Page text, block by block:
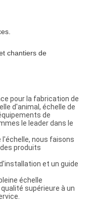
chantiers de
pour la fabrication de
d'animal, échelle de
de
le leader dans le
nous faisons
produits
et un guide
échelle
supérieure à un